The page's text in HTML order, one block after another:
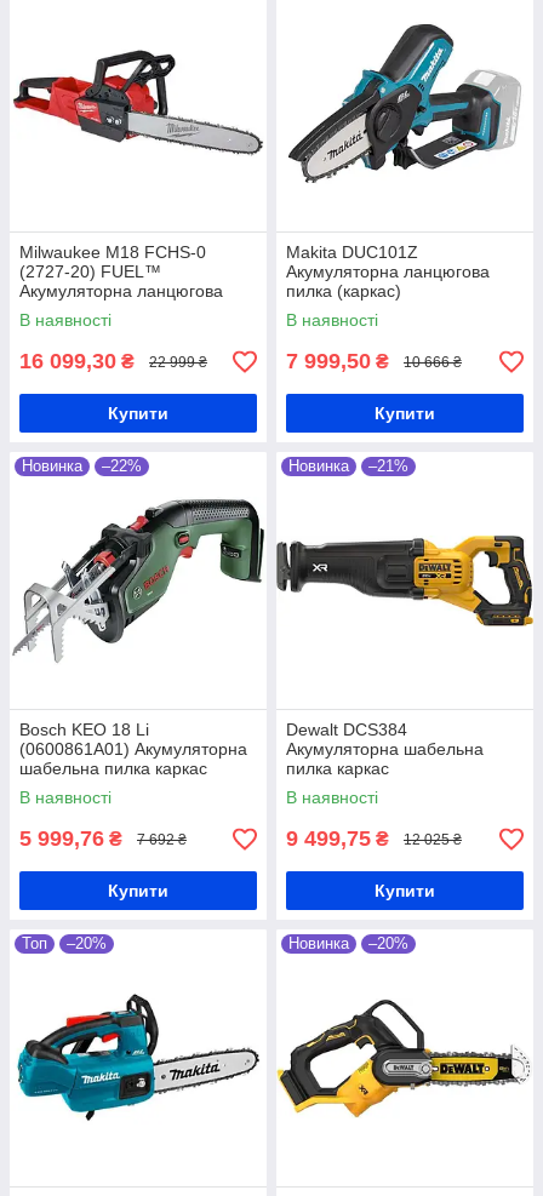
Milwaukee M18 FCHS-0
(2727-20) FUEL™
Акумуляторна ланцюгова
пилка
В наявності
16 099,30 ₴ 22 999 ₴
Купити
Makita DUC101Z
Акумуляторна ланцюгова
пилка (каркас)
В наявності
7 999,50 ₴ 10 666 ₴
Купити
Новинка –22%
Bosch KEO 18 Li
(0600861A01) Акумуляторна
шабельна пилка каркас
В наявності
5 999,76 ₴ 7 692 ₴
Купити
Новинка –21%
Dewalt DCS384
Акумуляторна шабельна
пилка каркас
В наявності
9 499,75 ₴ 12 025 ₴
Купити
Топ –20% Новинка –20%